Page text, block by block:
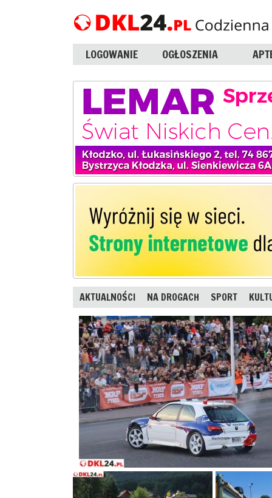
LOGOWANIE OGŁOSZENIA
AKTUALNOŚCI NA DROGACH SPORT